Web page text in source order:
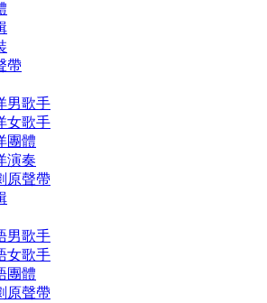
帶
男歌手
女歌手
團體
演奏
原聲帶
男歌手
女歌手
團體
原聲帶